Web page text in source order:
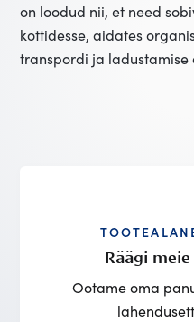
on loodud nii, et need
kottidesse, aidates
transpordi ja ladustamise
Räägi
Ootame oma